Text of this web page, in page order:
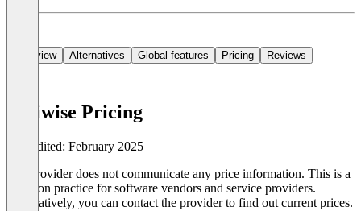
Overview Alternatives Global features Pricing Reviews
Artiwise Pricing
Last edited: February 2025
The provider does not communicate any price information. This is a
common practice for software vendors and service providers.
Alternatively, you can contact the provider to find out current prices.